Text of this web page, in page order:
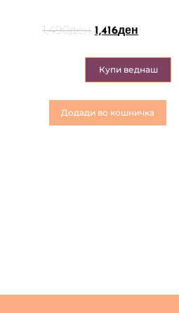
1,490ден 1,416ден
Купи веднаш
Додади во кошничка